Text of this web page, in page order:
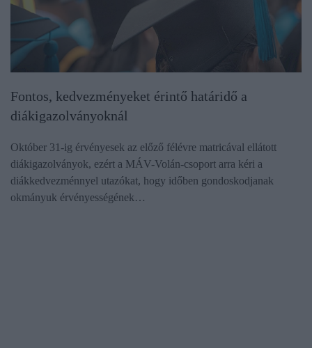
Fontos, kedvezményeket érintő határidő a
diákigazolványoknál
Október 31-ig érvényesek az előző félévre matricával ellátott
diákigazolványok, ezért a MÁV-Volán-csoport arra kéri a
diákkedvezménnyel utazókat, hogy időben gondoskodjanak
okmányuk érvényességének…